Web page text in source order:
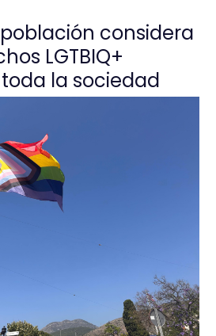
población considera
LGTBIQ+
la sociedad